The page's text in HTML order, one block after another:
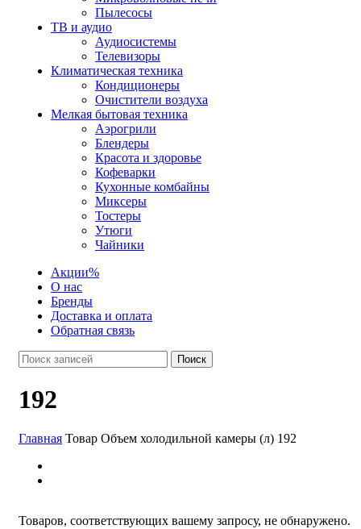
Пылесосы
ТВ и аудио
Аудиосистемы
Телевизоры
Климатическая техника
Кондиционеры
Очистители воздуха
Мелкая бытовая техника
Аэрогрили
Блендеры
Красота и здоровье
Кофеварки
Кухонные комбайны
Миксеры
Тостеры
Утюги
Чайники
Акции%
О нас
Бренды
Доставка и оплата
Обратная связь
Поиск
192
Главная Товар Объем холодильной камеры (л) 192
Товаров, соответствующих вашему запросу, не обнаружено.